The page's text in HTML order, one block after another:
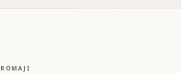
ROMAJI